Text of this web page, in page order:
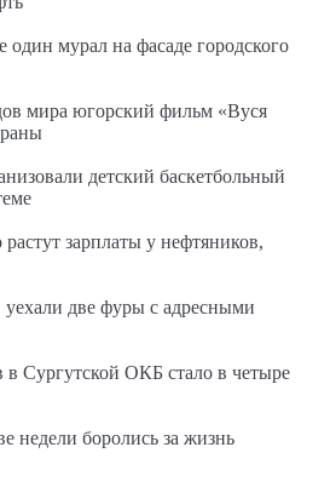
мурал на фасаде городского
мира югорский фильм «Вуся
детский баскетбольный
зарплаты у нефтяников,
две фуры с адресными
Сургутской ОКБ стало в четыре
недели боролись за жизнь